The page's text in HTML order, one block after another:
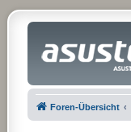
Foren-Übersicht